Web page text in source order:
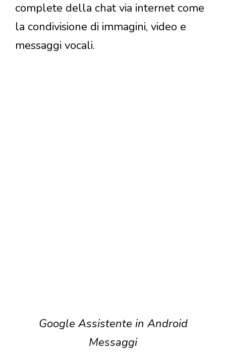
complete della chat via internet come
la condivisione di immagini, video e
messaggi vocali.
Google Assistente in Android
Messaggi